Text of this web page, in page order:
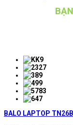
BALO LAPTOP TN26